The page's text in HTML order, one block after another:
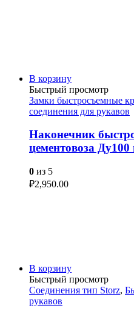
В корзину
Быстрый просмотр
Замки быстросъемные
соединения для рукавов
Наконечник
цементовоза
0 из 5
₽2,950.00
В корзину
Быстрый просмотр
Соединения тип Storz,
рукавов